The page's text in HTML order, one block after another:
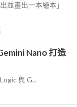
並畫出一本繪本」
Nano 打造
與 G...